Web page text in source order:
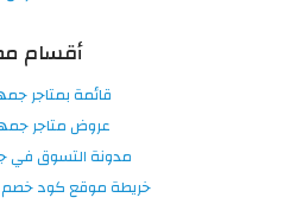
أقسام
قائمة بمتاجر
عروض متاجر
مدونة التسوق في
خريطة موقع كود